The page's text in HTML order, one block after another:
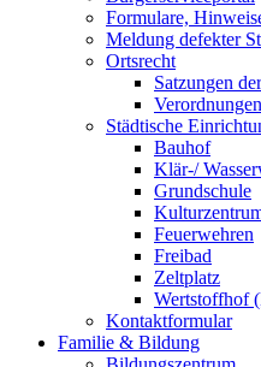
Formulare,
Meldung defekter
Ortsrecht
Satzungen
Städtische
Bauhof
Klär-/
Grundschule
Feuerwehren
Freibad
Zeltplatz
Wertstoffhof
Kontaktformular
Familie & Bildung